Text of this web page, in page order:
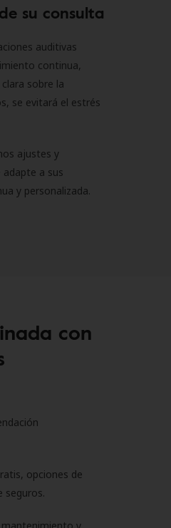
su consulta
auditivas
continua,
sobre la
se evitará el estrés
ajustes y
a sus
y personalizada.
con
opciones de
seguros.